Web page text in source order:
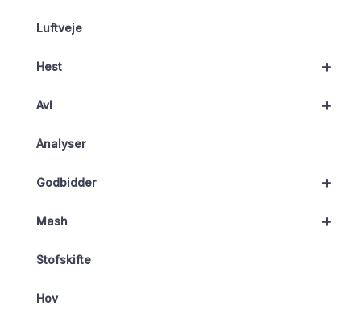
Luftveje
+
Hest
+
Avl
Analyser
+
Godbidder
+
Mash
Stofskifte
Hov